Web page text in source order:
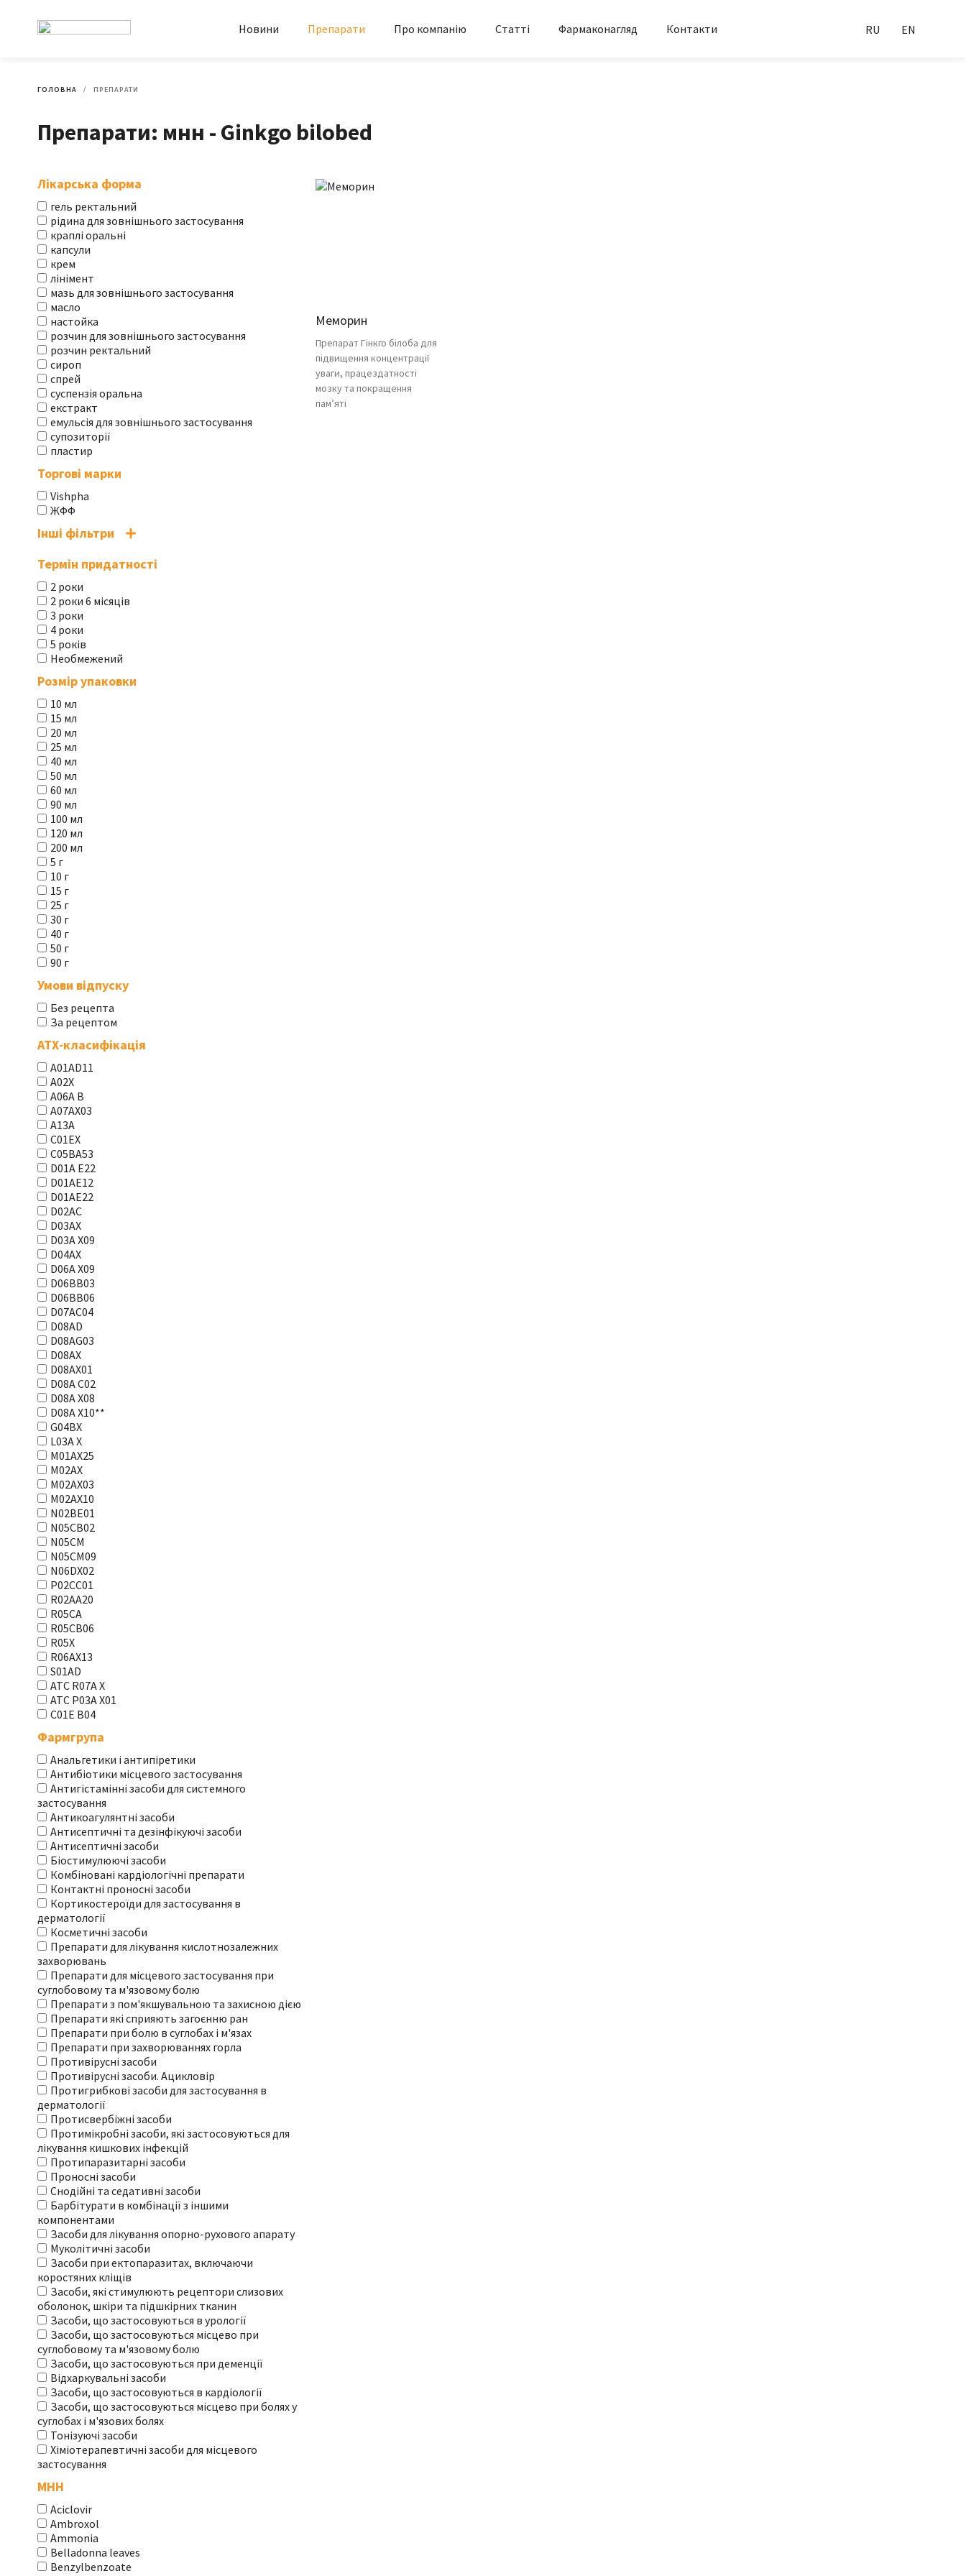
Новини Препарати Про компанію Статті Фармаконагляд Контакти RU EN
ГОЛОВНА ПРЕПАРАТИ
Препарати: мнн - Ginkgo bilobed
Лікарська форма
гель ректальний
рідина для зовнішнього застосування
краплі оральні
капсули
крем
лінімент
мазь для зовнішнього застосування
масло
настойка
розчин для зовнішнього застосування
розчин ректальний
сироп
спрей
суспензія оральна
екстракт
емульсія для зовнішнього застосування
супозиторії
пластир
Торгові марки
Vishpha
ЖФФ
Інші фільтри
Термін придатності
2 роки
2 роки 6 місяців
3 роки
4 роки
5 років
Необмежений
Розмір упаковки
10 мл
15 мл
20 мл
25 мл
40 мл
50 мл
60 мл
90 мл
100 мл
120 мл
200 мл
5 г
10 г
15 г
25 г
30 г
40 г
50 г
90 г
Умови відпуску
Без рецепта
За рецептом
АТХ-класифікація
A01AD11
A02X
A06A В
A07AX03
A13A
C01EX
C05BA53
D01A E22
D01AE12
D01AE22
D02AC
D03AX
D03A X09
D04AX
D06A X09
D06BB03
D06BB06
D07AC04
D08AD
D08AG03
D08AX
D08AX01
D08А С02
D08А Х08
D08А Х10**
G04BX
L03А Х
M01AX25
M02AX
M02AX03
M02AX10
N02BE01
N05CB02
N05CM
N05CM09
N06DX02
P02CC01
R02AA20
R05CA
R05CB06
R05X
R06AX13
S01AD
АТС R07A X
АТС Р03А Х01
С01Е В04
Фармгрупа
Анальгетики і антипіретики
Антибіотики місцевого застосування
Антигістамінні засоби для системного
застосування
Антикоагулянтні засоби
Антисептичні та дезінфікуючі засоби
Антисептичні засоби
Біостимулюючі засоби
Комбіновані кардіологічні препарати
Контактні проносні засоби
Кортикостероїди для застосування в
дерматології
Косметичні засоби
Препарати для лікування кислотнозалежних
захворювань
Препарати для місцевого застосування при
суглобовому та м'язовому болю
Препарати з пом'якшувальною та захисною дією
Препарати які сприяють загоєнню ран
Препарати при болю в суглобах і м'язах
Препарати при захворюваннях горла
Противірусні засоби
Противірусні засоби. Ацикловір
Протигрибкові засоби для застосування в
дерматології
Протисвербіжні засоби
Протимікробні засоби, які застосовуються для
лікування кишкових інфекцій
Протипаразитарні засоби
Проносні засоби
Снодійні та седативні засоби
Барбітурати в комбінації з іншими
компонентами
Засоби для лікування опорно-рухового апарату
Муколітичні засоби
Засоби при ектопаразитах, включаючи
коростяних кліщів
Засоби, які стимулюють рецептори слизових
оболонок, шкіри та підшкірних тканин
Засоби, що застосовуються в урології
Засоби, що застосовуються місцево при
суглобовому та м'язовому болю
Засоби, що застосовуються при деменції
Відхаркувальні засоби
Засоби, що застосовуються в кардіології
Засоби, що застосовуються місцево при болях у
суглобах і м'язових болях
Тонізуючі засоби
Хіміотерапевтичні засоби для місцевого
застосування
МНН
Aciclovir
Ambroxol
Ammonia
Belladonna leaves
Benzylbenzoate
Меморин
Препарат Гінкго білоба для
підвищення концентрації
уваги, працездатності
мозку та покращення
пам’яті